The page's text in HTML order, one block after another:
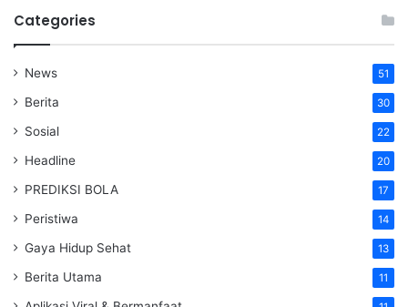
Categories
News 51
Berita 30
Sosial 22
Headline 20
PREDIKSI BOLA 17
Peristiwa 14
Gaya Hidup Sehat 13
Berita Utama 11